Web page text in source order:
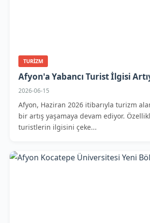
TURIZM
Afyon'a Yabancı Turist İlgisi
2026-06-15
Afyon, Haziran 2026 itibarıyla turizm
bir artış yaşamaya devam ediyor.
turistlerin ilgisini çeke...